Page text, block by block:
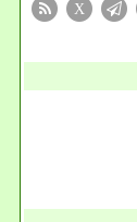
X